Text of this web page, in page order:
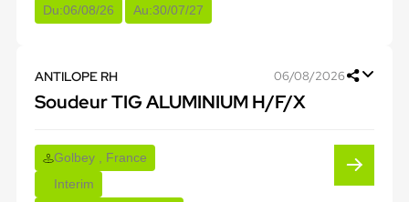
Du:06/08/26 Au:30/07/27
ANTILOPE RH 06/08/2026
Soudeur TIG ALUMINIUM H/F/X
Golbey , France
Interim